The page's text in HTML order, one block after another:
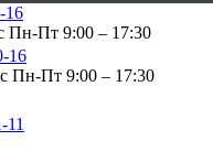
16
Пн-Пт 9:00 – 17:30
16
Пн-Пт 9:00 – 17:30
11